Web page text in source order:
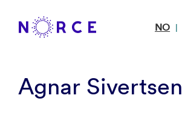
NO |
Agnar Sivertsen